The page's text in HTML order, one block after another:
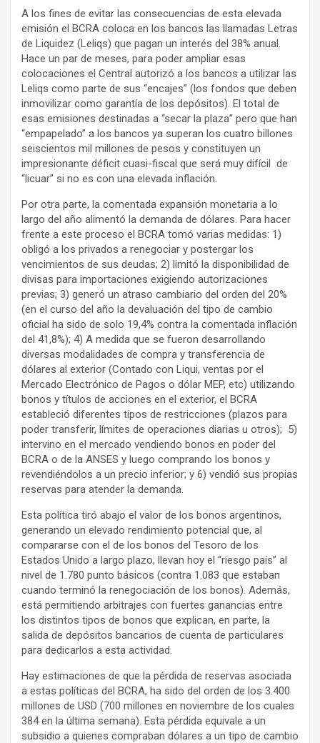
A los fines de evitar las consecuencias de esta elevada
emisión el BCRA coloca en los bancos las llamadas Letras
de Liquidez (Leliqs) que pagan un interés del 38% anual.
Hace un par de meses, para poder ampliar esas
colocaciones el Central autorizó a los bancos a utilizar las
Leliqs como parte de sus “encajes” (los fondos que deben
inmovilizar como garantía de los depósitos). El total de
esas emisiones destinadas a “secar la plaza” pero que han
“empapelado” a los bancos ya superan los cuatro billones
seiscientos mil millones de pesos y constituyen un
impresionante déficit cuasi-fiscal que será muy difícil de
“licuar” si no es con una elevada inflación.
Por otra parte, la comentada expansión monetaria a lo
largo del año alimentó la demanda de dólares. Para hacer
frente a este proceso el BCRA tomó varias medidas: 1)
obligó a los privados a renegociar y postergar los
vencimientos de sus deudas; 2) limitó la disponibilidad de
divisas para importaciones exigiendo autorizaciones
previas; 3) generó un atraso cambiario del orden del 20%
(en el curso del año la devaluación del tipo de cambio
oficial ha sido de solo 19,4% contra la comentada inflación
del 41,8%); 4) A medida que se fueron desarrollando
diversas modalidades de compra y transferencia de
dólares al exterior (Contado con Liqui, ventas por el
Mercado Electrónico de Pagos o dólar MEP, etc) utilizando
bonos y títulos de acciones en el exterior, el BCRA
estableció diferentes tipos de restricciones (plazos para
poder transferir, límites de operaciones diarias u otros); 5)
intervino en el mercado vendiendo bonos en poder del
BCRA o de la ANSES y luego comprando los bonos y
revendiéndolos a un precio inferior; y 6) vendió sus propias
reservas para atender la demanda.
Esta política tiró abajo el valor de los bonos argentinos,
generando un elevado rendimiento potencial que, al
compararse con el de los bonos del Tesoro de los
Estados Unido a largo plazo, llevan hoy el “riesgo país” al
nivel de 1.780 punto básicos (contra 1.083 que estaban
cuando terminó la renegociación de los bonos). Además,
está permitiendo arbitrajes con fuertes ganancias entre
los distintos tipos de bonos que explican, en parte, la
salida de depósitos bancarios de cuenta de particulares
para dedicarlos a esta actividad.
Hay estimaciones de que la pérdida de reservas asociada
a estas políticas del BCRA, ha sido del orden de los 3.400
millones de USD (700 millones en noviembre de los cuales
384 en la última semana). Esta pérdida equivale a un
subsidio a quienes compraban dólares a un tipo de cambio